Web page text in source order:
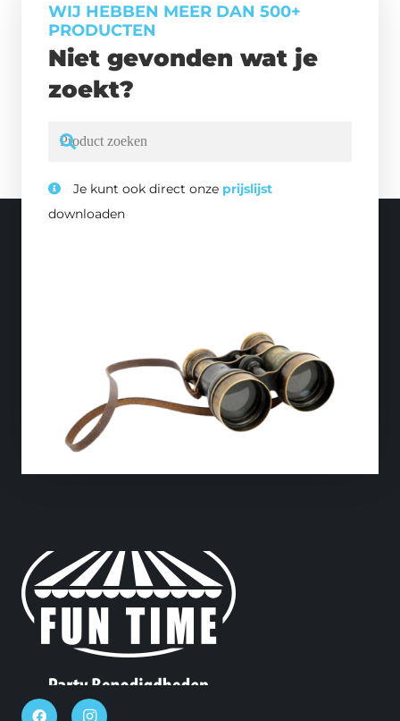
WIJ HEBBEN MEER DAN 500+
PRODUCTEN
Niet gevonden wat je
zoekt?
Je kunt ook direct onze prijslijst
downloaden